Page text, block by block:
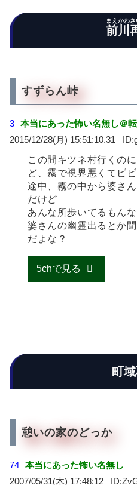
前川
まえかわ
すずらん峠
3 本当にあった怖い名無し＠
2015/12/28(月) 15:51:10.31
この間キツネ村行くの
ど、霧で視界悪くてビ
途中、霧の中から婆さ
だけど
あんな所歩いてるもんな
婆さんの幽霊出るとか
だよな？
5chで見る
町
憩いの家のどっか
74 本当にあった怖い名無し
2007/05/31(木) 17:48:12